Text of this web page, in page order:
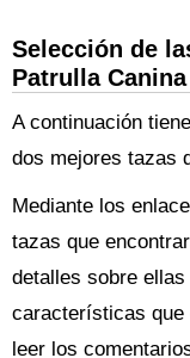
Selección de
Patrulla Canina
A continuación
dos mejores tazas
Mediante los
tazas que
detalles sobre
características que
leer los